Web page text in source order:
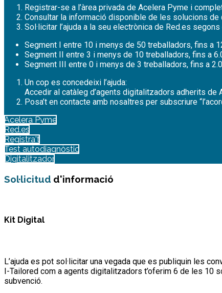
Registrar-se a l’àrea privada de Acelera Pyme i
Consultar la informació disponible de les solucions
Sol·licitar l’ajuda a la seu electrònica de Red.es
Segment I entre 10 i menys de 50 treballadors, fins a
Segment II entre 3 i menys de 10 treballadors, fins a
Segment III entre 0 i menys de 3 treballadors, fins a
Un cop es concedeixi l’ajuda:
Accedir al catàleg d’agents digitalitzadors adherits
Posa’t en contacte amb nosaltres per subscriure
Acelera Pyme
Red.es
Registra't
Test autodiagnòstic
Digitalitzador
Sol·licitud d'informació
Kit Digital
L’ajuda es pot sol·licitar una vegada que es publiquin les
I-Tailored com a agents digitalitzadors t’oferim 6 de les 10
subvenció.